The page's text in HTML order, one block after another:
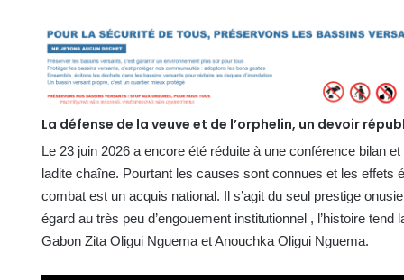
La défense de la veuve et de l’orphelin, un devoir
Le 23 juin 2026 a encore été réduite à une conférence bilan
ladite chaîne. Pourtant les causes sont connues et les effets
combat est un acquis national. Il s’agit du seul prestige
égard au très peu d’engouement institutionnel , l’histoire
Gabon Zita Oligui Nguema et Anouchka Oligui Nguema.